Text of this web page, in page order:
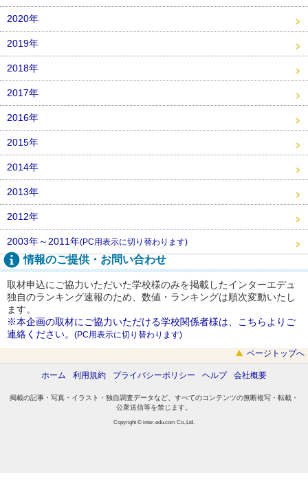
2020年
2019年
2018年
2017年
2016年
2015年
2014年
2013年
2012年
2003年～2011年(PC用表示に切り替わります)
情報のご提供・お問い合わせ
取材申込にご協力いただいた学校様のみを掲載したインターエデュ
独自のランキング速報のため、数値・ランキングは順次変動いたし
ます。
※本企画の取材にご協力いただける学校関係者様は、こちらよりご
連絡ください。 (PC用表示に切り替わります)
ページトップへ
ホーム 利用規約 プライバシーポリシー ヘルプ 会社概要
掲載の記事・写真・イラスト・独自調査データなど、すべてのコンテンツの無断複写・転載・
公衆送信等を禁じます。
Copyright © inter-edu.com Co.,Ltd.